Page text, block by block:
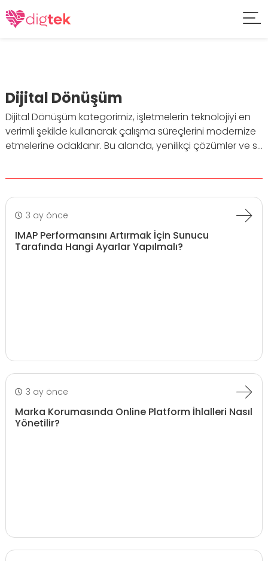
Dijital Dönüşüm
Dijital Dönüşüm kategorimiz, işletmelerin teknolojiyi en
verimli şekilde kullanarak çalışma süreçlerini modernize
etmelerine odaklanır. Bu alanda, yenilikçi çözümler ve s...
3 ay önce
IMAP Performansını Artırmak İçin Sunucu
Tarafında Hangi Ayarlar Yapılmalı?
3 ay önce
Marka Korumasında Online Platform İhlalleri Nasıl
Yönetilir?